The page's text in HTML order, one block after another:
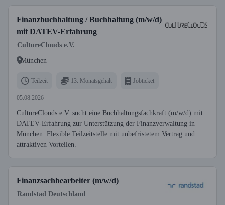
Finanzbuchhaltung / Buchhaltung (m/w/d)
mit DATEV-Erfahrung
CultureClouds e.V.
München
Teilzeit 13. Monatsgehalt Jobticket
05.08.2026
CultureClouds e.V. sucht eine Buchhaltungsfachkraft (m/w/d) mit
DATEV-Erfahrung zur Unterstützung der Finanzverwaltung in
München. Flexible Teilzeitstelle mit unbefristetem Vertrag und
attraktiven Vorteilen.
Finanzsachbearbeiter (m/w/d)
Randstad Deutschland